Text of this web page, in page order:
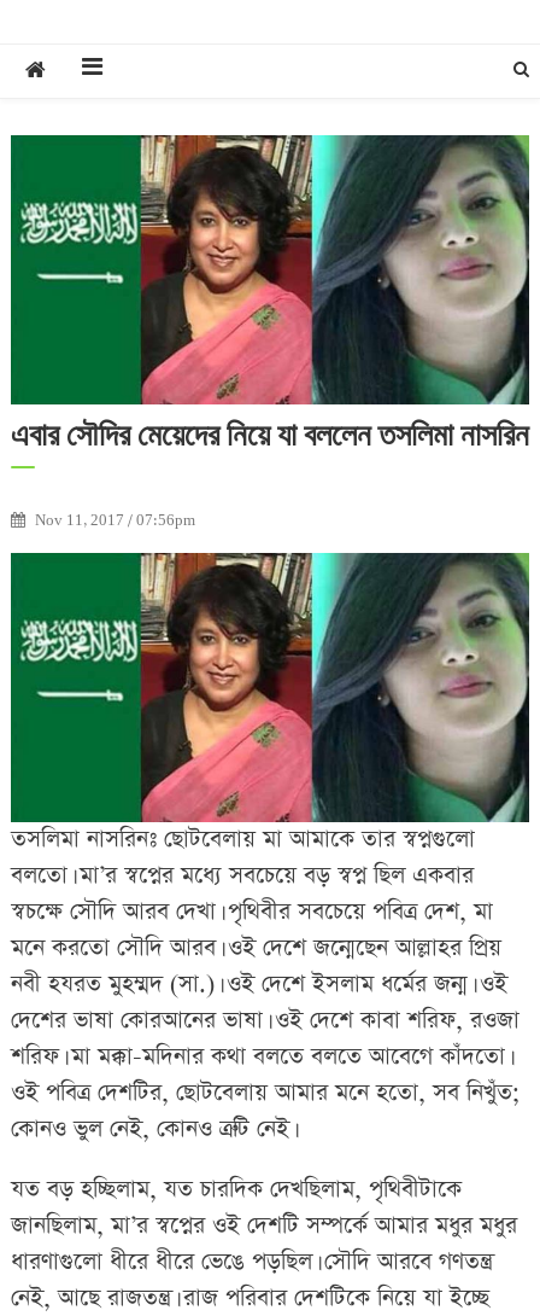
এবার সৌদির মেয়েদের নিয়ে যা বললেন তসলিমা নাসরিন
Nov 11, 2017 / 07:56pm
তসলিমা নাসরিনঃ ছোটবেলায় মা আমাকে তার স্বপ্নগুলো
বলতো। মা’র স্বপ্নের মধ্যে সবচেয়ে বড় স্বপ্ন ছিল একবার
স্বচক্ষে সৌদি আরব দেখা। পৃথিবীর সবচেয়ে পবিত্র দেশ, মা
মনে করতো সৌদি আরব। ওই দেশে জন্মেছেন আল্লাহর প্রিয়
নবী হযরত মুহম্মদ (সা.)। ওই দেশে ইসলাম ধর্মের জন্ম। ওই
দেশের ভাষা কোরআনের ভাষা। ওই দেশে কাবা শরিফ, রওজা
শরিফ। মা মক্কা-মদিনার কথা বলতে বলতে আবেগে কাঁদতো।
ওই পবিত্র দেশটির, ছোটবেলায় আমার মনে হতো, সব নিখুঁত;
কোনও ভুল নেই, কোনও ত্রুটি নেই।
যত বড় হচ্ছিলাম, যত চারদিক দেখছিলাম, পৃথিবীটাকে
জানছিলাম, মা’র স্বপ্নের ওই দেশটি সম্পর্কে আমার মধুর মধুর
ধারণাগুলো ধীরে ধীরে ভেঙে পড়ছিল। সৌদি আরবে গণতন্ত্র
নেই, আছে রাজতন্ত্র। রাজ পরিবার দেশটিকে নিয়ে যা ইচ্ছে